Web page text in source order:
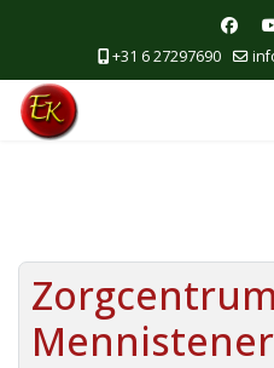
+31 6 27297690
Zorgcentrum